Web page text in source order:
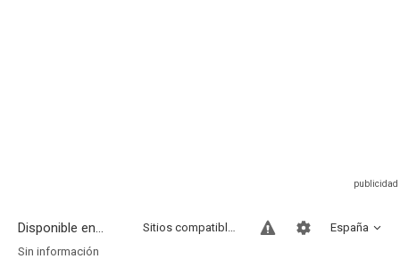
Disponible en... España
Sitios compatibles
Sin información